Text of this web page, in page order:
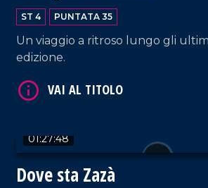
ST 4 PUNTATA 35
Un viaggio a ritroso lungo gli
edizione.
01:27:48
Dove sta Zazà